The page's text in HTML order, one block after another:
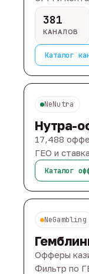
381
КАНАЛОВ
Каталог
NeNutra
Нутра-
17,488
ГЕО и
Каталог
NeGambling
Офферы
Фильтр по